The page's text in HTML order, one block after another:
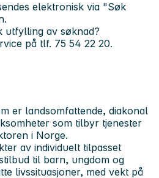
elektronisk via "Søk
utfylling av søknad?
på tlf. 75 54 22 20.
er landsomfattende, diakonal
som tilbyr tjenester
i Norge.
av individuelt tilpasset
til barn, ungdom og
livssituasjoner, med vekt på